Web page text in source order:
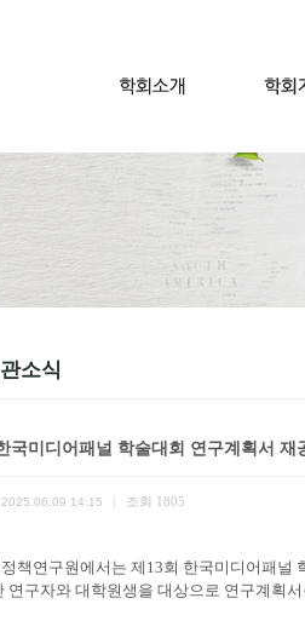
소식
국미디어패널 학술대회 연구계획서 재
2025.06.09 14:15 조회 1805
책연구원에서는 제13회 한국미디어패널
연구자와 대학원생을 대상으로 연구계획